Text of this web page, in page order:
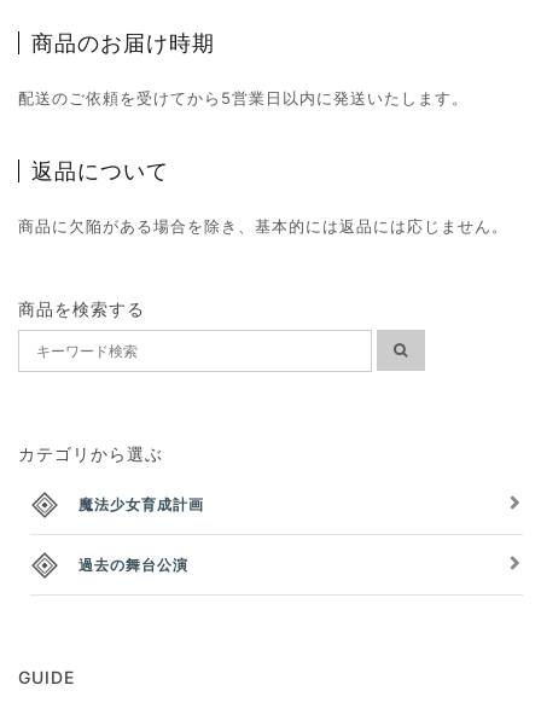
商品のお届け時期
配送のご依頼を受けてから5営業日以内に発送いたします。
返品について
商品に欠陥がある場合を除き、基本的には返品には応じません。
商品を検索する
カテゴリから選ぶ
魔法少女育成計画
過去の舞台公演
GUIDE